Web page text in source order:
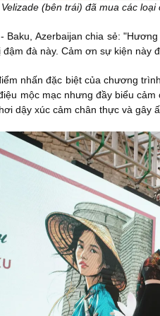
(bên trái) đã mua các
Baku, Azerbaijan chia sẻ:
đà này. Cảm ơn sự kiện này
nhấn đặc biệt của chương
mộc mạc nhưng đầy biểu
dậy xúc cảm chân thực và gây